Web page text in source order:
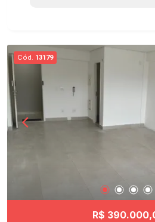
vagas cobertas Edícula: - 2 salas amplas -
banheiro social - varanda. Localizada em região
de grande expansão
Hospital Regional de São
padaria Flor de Ypê,
acesso às principais vias da cidade.
Cód. 13179
R$